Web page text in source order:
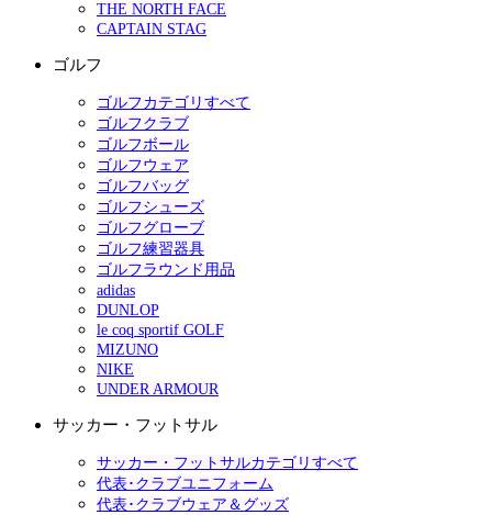
THE NORTH FACE
CAPTAIN STAG
ゴルフ
ゴルフカテゴリすべて
ゴルフクラブ
ゴルフボール
ゴルフウェア
ゴルフバッグ
ゴルフシューズ
ゴルフグローブ
ゴルフ練習器具
ゴルフラウンド用品
adidas
DUNLOP
le coq sportif GOLF
MIZUNO
NIKE
UNDER ARMOUR
サッカー・フットサル
サッカー・フットサルカテゴリすべて
代表･クラブユニフォーム
代表･クラブウェア＆グッズ